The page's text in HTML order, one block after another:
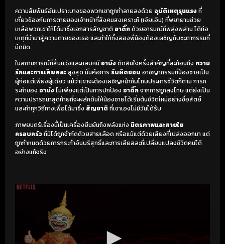
ความสัมพันธ์อันเปราะบางของพวกเขาถูกทำลายลงด้วย อุบัติเหตุรุนแรงที่
เกี่ยวข้องกับการตายของเจ้าหน้าที่สังคมสงเคราะห์ (เจียเอิน) ที่พยายามช่วย
เหลือพวกเขาให้ได้มาซึ่งเอกสารสัญชาติ อาดิ๊กด้วยอารมณ์ที่พลุ่งพล่าน ได้ก่อ
เหตุที่นำมาสู่ความตายของเธอ และทำให้ทั้งสองพี่น้องต้องเผชิญกับชะตากรรมที่
มืดมิด
ในสถานการณ์ที่สิ้นหวังและหลบหนี อาบังตัดสินใจครั้งสำคัญที่สะท้อนถึง ความ
รักและการเสียสละสูงสุด นั่นคือการ รับผิดชอบ อาชญากรรมที่น้องชายเป็น
ผู้ก่อแต่เพียงผู้เดียว แม้ว่าเขาจะต้องเผชิญหน้ากับโทษประหารชีวิตก็ตาม การก
ระทำของ อาบังไม่เพียงแต่เป็นการปกป้อง อาดิ๊กจากการถูกลงโทษ แต่ยังเป็น
ความปรารถนาสุดท้ายที่จะผลักดันให้น้องชายได้เริ่มต้นชีวิตใหม่อย่างซื่อสัตย์
และทำทุกวิถีทางเพื่อได้มาซึ่ง สัญชาติ ที่เขาเองไม่มีวันได้รับ
ภาพยนตร์เรื่องนี้เป็นเครื่องยืนยันถึงพลังแห่ง มิตรภาพและสายใย
ครอบครัวที่มิได้ถูกจำกัดด้วยสายเลือด หรือแม้แต่ด้วยเสียงที่เปล่งออกมา แต่
ถูกกำหนดด้วยการกระทำอันบริสุทธิ์และการเสียสละที่เปลี่ยนแปลงชีวิตคนได้
อย่างแท้จริง